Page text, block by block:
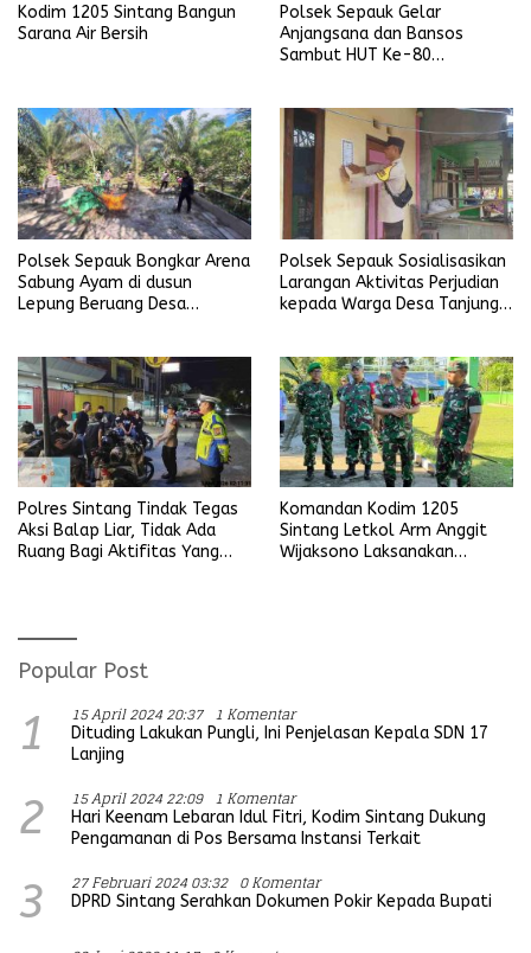
Kodim 1205 Sintang Bangun
Sarana Air Bersih
Polsek Sepauk Gelar
Anjangsana dan Bansos
Sambut HUT Ke-80
Polsek Sepauk Bongkar Arena
Sabung Ayam di dusun
Lepung Beruang Desa
Polsek Sepauk Sosialisasikan
Larangan Aktivitas Perjudian
kepada Warga Desa Tanjung
Polres Sintang Tindak Tegas
Aksi Balap Liar, Tidak Ada
Ruang Bagi Aktifitas Yang
Komandan Kodim 1205
Sintang Letkol Arm Anggit
Wijaksono Laksanakan
Popular Post
1 15 April 2024 20:37 1 Komentar
Dituding Lakukan Pungli, Ini Penjelasan Kepala SDN 17
Lanjing
2 15 April 2024 22:09 1 Komentar
Hari Keenam Lebaran Idul Fitri, Kodim Sintang Dukung
Pengamanan di Pos Bersama Instansi Terkait
3 27 Februari 2024 03:32 0 Komentar
DPRD Sintang Serahkan Dokumen Pokir Kepada Bupati